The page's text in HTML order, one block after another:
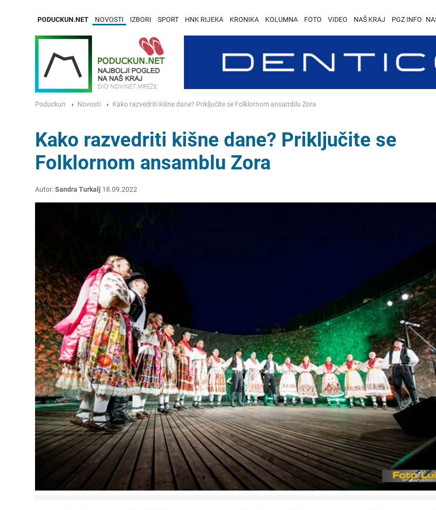
PODUCKUN.NET NOVOSTI IZBORI SPORT HNK RIJEKA KRONIKA KOLUMNA FOTO VIDEO NAŠ KRAJ PGZ INFO
Poduckun Novosti Kako razvedriti kišne dane? Priključite se Folklornom ansamblu Zora
Kako razvedriti kišne dane? Priključite se
Folklornom ansamblu Zora
Autor:Sandra Turkalj 18.09.2022